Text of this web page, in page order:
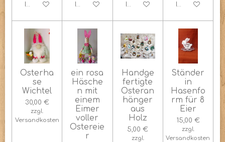
In den WarenkorbIn den WarenkorbIn den WarenkorbIn den
Osterha
se
Wichtel
30,00 €
zzgl.
Versandkosten
ein rosa
Häsche
n mit
einem
Eimer
voller
Ostereie
r
Handge
fertigte
Osteran
hänger
aus
Holz
5,00 €
zzgl.
Ständer
in
Hasenfo
rm für 8
Eier
15,00 €
zzgl.
Versandkosten